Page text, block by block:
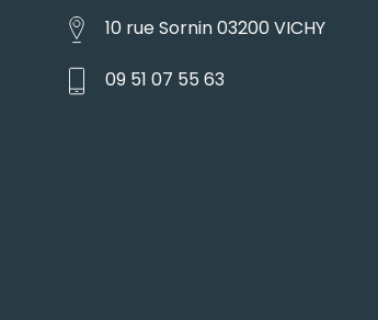
10 rue Sornin 03200 VICHY
09 51 07 55 63